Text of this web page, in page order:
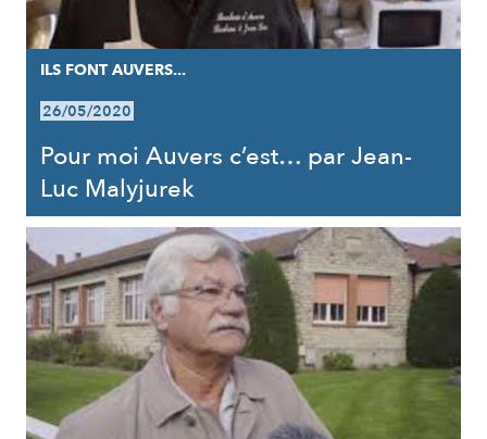
ILS FONT AUVERS...
26/05/2020
Pour moi Auvers c’est… par Jean-
Luc Malyjurek